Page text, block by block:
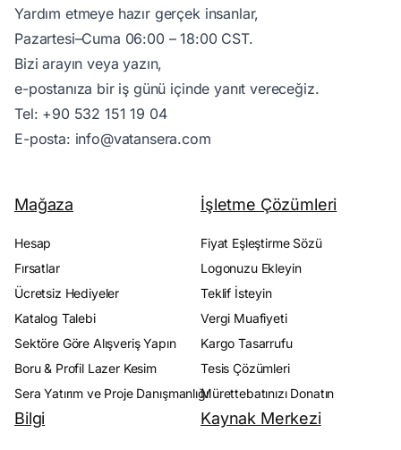
Yardım etmeye hazır gerçek insanlar,
Pazartesi–Cuma 06:00 – 18:00 CST.
Bizi arayın veya yazın,
e-postanıza bir iş günü içinde yanıt vereceğiz.
Tel: +90 532 151 19 04
E-posta: info@vatansera.com
Mağaza
Hesap
Fırsatlar
Ücretsiz Hediyeler
Katalog Talebi
Sektöre Göre Alışveriş Yapın
Boru & Profil Lazer Kesim
Sera Yatırım ve Proje Danışmanlığı
İşletme Çözümleri
Fiyat Eşleştirme Sözü
Logonuzu Ekleyin
Teklif İsteyin
Vergi Muafiyeti
Kargo Tasarrufu
Tesis Çözümleri
Mürettebatınızı Donatın
Bilgi Kaynak Merkezi